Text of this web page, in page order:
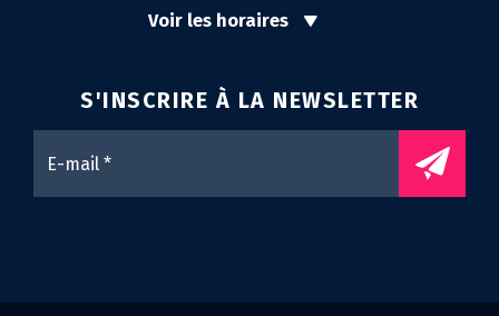
Voir les horaires
S'INSCRIRE À LA NEWSLETTER